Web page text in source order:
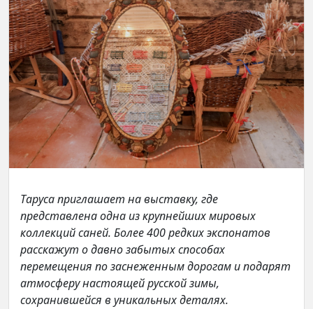
Таруса приглашает на выставку, где
представлена одна из крупнейших мировых
коллекций саней. Более 400 редких экспонатов
расскажут о давно забытых способах
перемещения по заснеженным дорогам и подарят
атмосферу настоящей русской зимы,
сохранившейся в уникальных деталях.